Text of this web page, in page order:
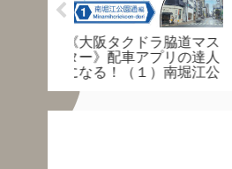
入社9ヶ月目7月度売り上
げ発表！タクドラとって
おきエピソードご紹介！